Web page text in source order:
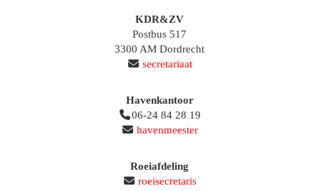
KDR&ZV
Postbus 517
3300 AM Dordrecht
secretariaat
Havenkantoor
06-24 84 28 19
havenmeester
Roeiafdeling
roeisecretaris